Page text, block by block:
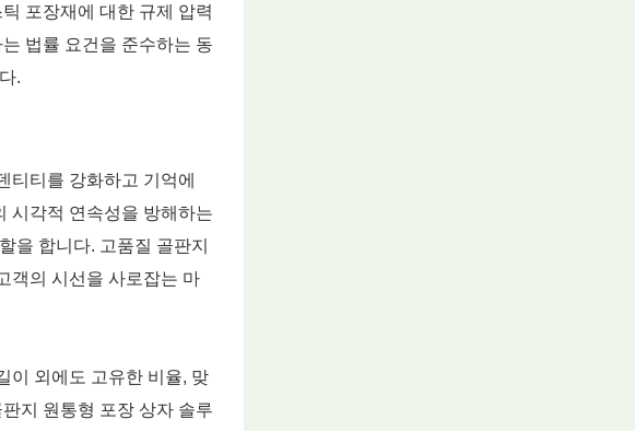
포장재에 대한 규제 압력
법률 요건을 준수하는 동
.
티티를 강화하고 기억에
시각적 연속성을 방해하는
을 합니다. 고품질 골판지
객의 시선을 사로잡는 마
이 외에도 고유한 비율, 맞
지 원통형 포장 상자 솔루